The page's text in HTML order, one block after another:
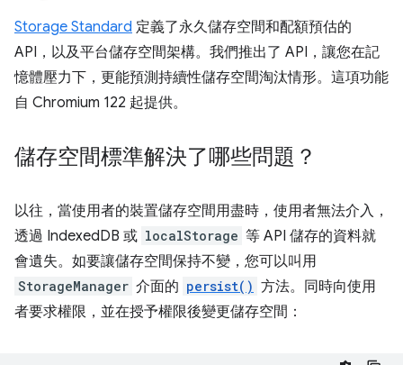
Storage Standard 定義了永久儲存空間和配額預估的
API，以及平台儲存空間架構。我們推出了 API，讓您在記
憶體壓力下，更能預測持續性儲存空間淘汰情形。這項功能
自 Chromium 122 起提供。
儲存空間標準解決了哪些問題？
以往，當使用者的裝置儲存空間用盡時，使用者無法介入，
透過 IndexedDB 或 localStorage 等 API 儲存的資料就
會遺失。如要讓儲存空間保持不變，您可以叫用
StorageManager 介面的 persist() 方法。同時向使用
者要求權限，並在授予權限後變更儲存空間：